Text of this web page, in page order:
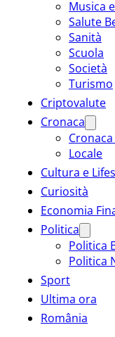
Musica
Salute
Sanità
Scuola
Società
Turismo
Criptovalute
Cronaca
Locale
Cultura e
Curiosità
Economia
Politica
Politica
Politica
Sport
Ultima ora
România